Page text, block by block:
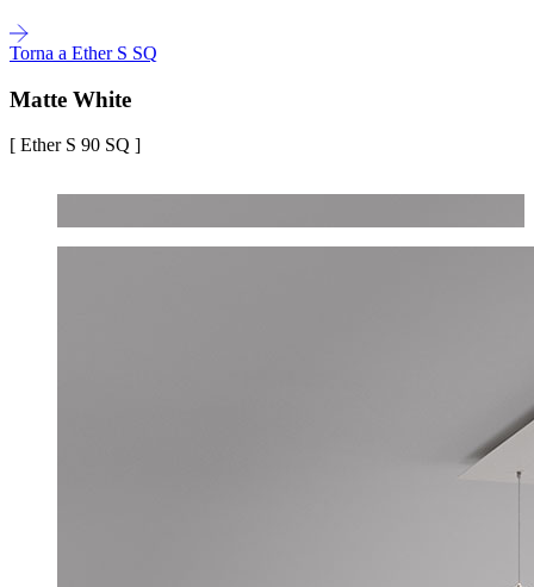
Torna a Ether S SQ
Matte White
[ Ether S 90 SQ ]